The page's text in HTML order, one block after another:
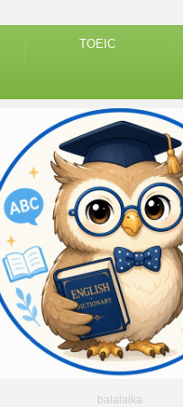
TOEIC
balalaika